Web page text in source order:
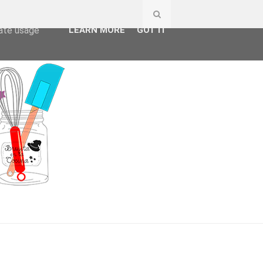
agent
usage
LEARN MORE GOT IT